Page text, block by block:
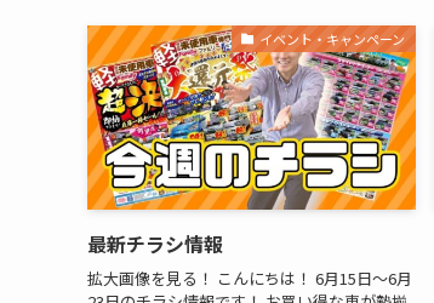
イベント・キャンペーン
最新チラシ情報
拡大画像を見る！ こんにちは！ 6月15日〜6月